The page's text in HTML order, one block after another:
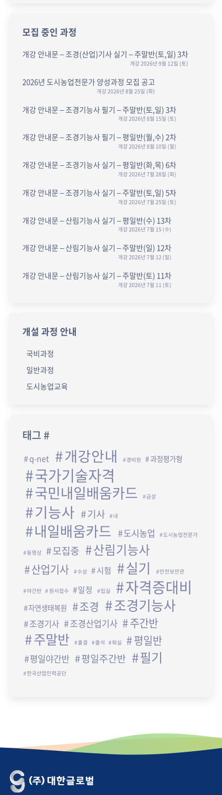
모집 중인 과정
개강 안내문 – 조경(산업)기사 실기 – 주말반(토,일) 3차
개강 2026년 9월 12일 (토)
2026년 도시농업전문가 양성과정 모집 공고
개강 2026년 8월 25일 (화)
개강 안내문 – 조경기능사 필기 – 주말반(토,일) 3차
개강 2026년 8월 15일 (토)
개강 안내문 – 조경기능사 필기 – 평일반(월,수) 2차
개강 2026년 8월 10일 (월)
개강 안내문 – 조경기능사 실기 – 평일반(화,목) 6차
개강 2026년 7월 28일 (화)
개강 안내문 – 조경기능사 실기 – 주말반(토,일) 5차
개강 2026년 7월 25일 (토)
개강 안내문 – 산림기능사 실기 – 평일반(수) 13차
개강 2026년 7월 15 (수)
개강 안내문 – 산림기능사 실기 – 주말반(일) 12차
개강 2026년 7월 12 (일)
개강 안내문 – 산림기능사 실기 – 주말반(토) 11차
개강 2026년 7월 11 (토)
개설 과정 안내
국비과정
일반과정
도시농업교육
태그 #
q-net 개강안내 경비원 과정평가형
국가기술자격
국민내일배움카드 금상
기능사 기사 내
내일배움카드 도시농업 도시농업전문가
동영상 모집중 산림기능사
산업기사 수상 시험 실기 안전보안관
야간반 원서접수 일정 입실 자격증대비
자연생태복원 조경 조경기능사
조경기사 조경산업기사 주간반
주말반 출결 출석 퇴실 평일반
평일야간반 평일주간반 필기
한국산업인력공단